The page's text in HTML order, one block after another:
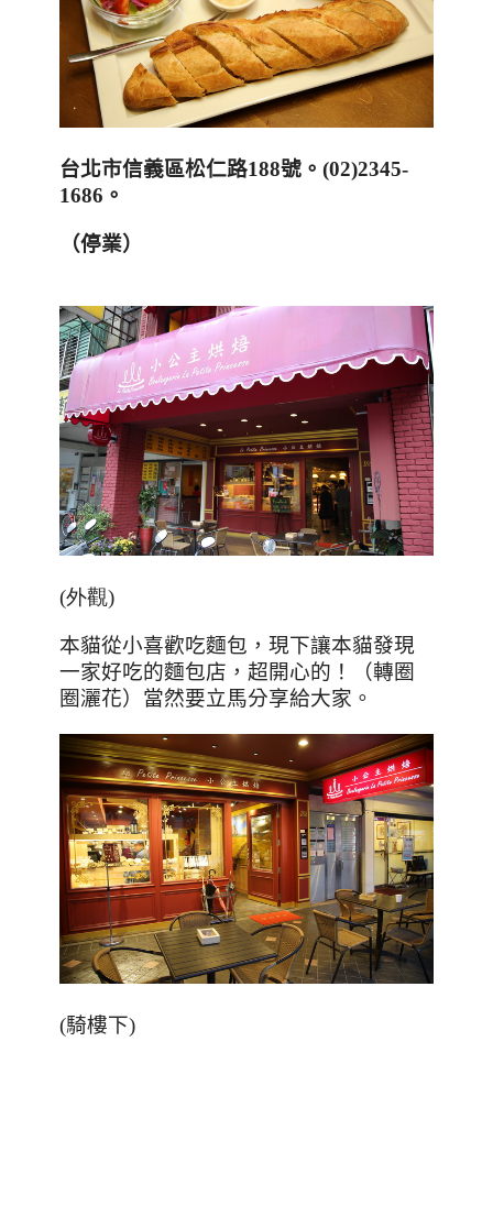
台北市信義區松仁路188號 。 (02)2345-
1686 。
（停業）
(外觀)
本貓從小喜歡吃麵包，現下讓本貓發現
一家好吃的麵包店，超開心的！（轉圈
圈灑花）當然要立馬分享給大家。
(騎樓下)